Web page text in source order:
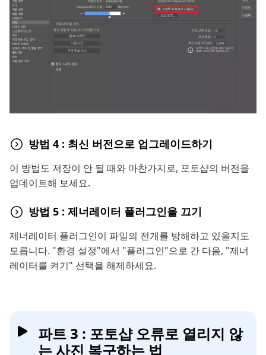
방법 4 : 최신 버전으로 업그레이드하기
이 방법도 저장이 안 될 때와 마찬가지로, 포토샵의 버전을
업데이트해 보세요.
방법 5 : 제너레이터 플러그인을 끄기
제너레이터 플러그인이 파일의 전개를 방해하고 있을지도
모릅니다. "환경 설정"에서 "플러그인"으로 간 다음, "제너
레이터를 켜기" 선택을 해제하세요.
파트 3 : 포토샵 오류로 열리지 않
는 사진 복구하는 법